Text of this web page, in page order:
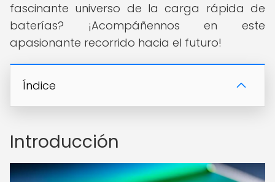
fascinante universo de la carga rápida de
baterías? ¡Acompáñennos en este
apasionante recorrido hacia el futuro!
Índice
Introducción